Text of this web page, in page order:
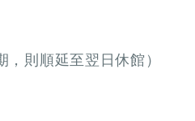
則順延至翌日休館）